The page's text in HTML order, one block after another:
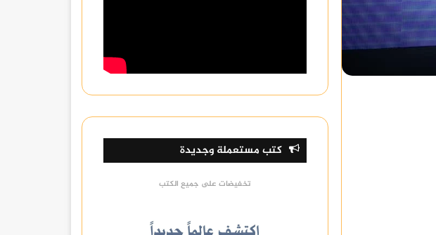
كتب مستعملة وجديدة
تخفيضات على جميع الكتب